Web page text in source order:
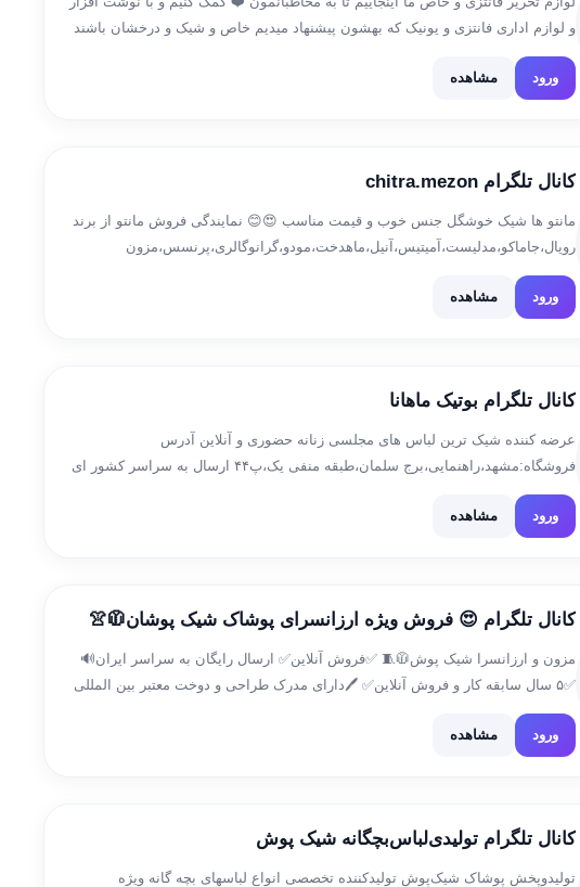
و لوازم اداری فانتزی و یونیک که بهشون پیشنهاد میدیم خاص و شیک و درخشان باشند
سفارش : […]
ورود
مشاهده
کانال تلگرام chitra.mezon
مانتو ها شیک خوشگل جنس خوب و قیمت مناسب 😍😊 نمایندگی فروش مانتو از برند
رویال،جاماکو،مدلیست،آمیتیس،آنیل،ماهدخت،مودو،گرانوگالری،پرنسس،مزون
@Chitra98Zahra
ورود مشاهده
کانال تلگرام بوتیک ماهانا
عرضه کننده شیک ترین لباس های مجلسی زنانه حضوری و آنلاین آدرس
فروشگاه:مشهد،راهنمایی،برج سلمان،طبقه منفی یک،پ۴۴ ارسال به سراسر کشور ای
دی جهت سفارش @mjavan38 09151190972
ورود
مشاهده
کانال تلگرام 😍 فروش ویژه ارزانسرای پوشاک شیک پوشان🧥👚
مزون و ارزانسرا شیک پوش🧥🧵 ✅فروش آنلاین✅ ارسال رایگان به سراسر ایران🔊
✅۵ سال سابقه کار و فروش آنلاین✅ 🖊️دارای مدرک طراحی و دوخت معتبر بین المللی
🟣
ورود
مشاهده
کانال تلگرام تولیدی‌لباس‌بچگانه شیک پوش
تولیدوپخش پوشاک شیک‌پوش تولیدکننده تخصصی انواع لباسهای بچه گانه ویژه